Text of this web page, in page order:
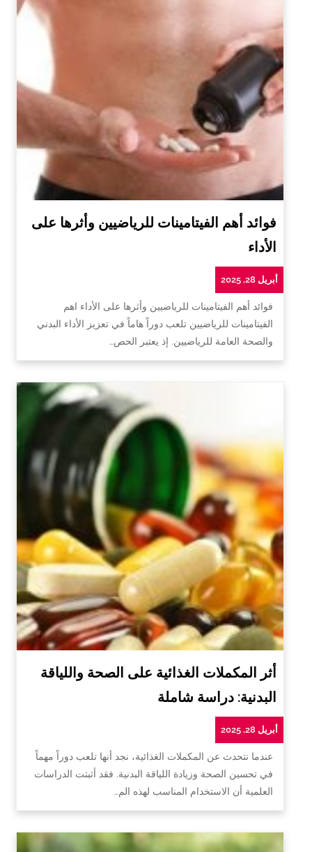
فوائد أهم الفيتامينات للرياضيين وأثرها على
الأداء
أبريل 28, 2025
فوائد أهم الفيتامينات للرياضيين وأثرها على الأداء اهم
الفيتامينات للرياضيين تلعب دوراً هاماً في تعزيز الأداء البدني
والصحة العامة للرياضيين. إذ يعتبر الحص…
أثر المكملات الغذائية على الصحة واللياقة
البدنية: دراسة شاملة
أبريل 28, 2025
عندما نتحدث عن المكملات الغذائية، نجد أنها تلعب دوراً مهماً
في تحسين الصحة وزيادة اللياقة البدنية. فقد أثبتت الدراسات
العلمية أن الاستخدام المناسب لهذه الم…